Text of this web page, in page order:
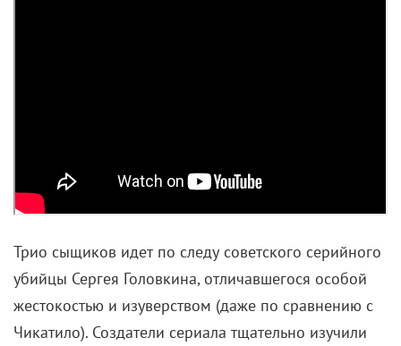
Трио сыщиков идет по следу советского серийного
убийцы Сергея Головкина, отличавшегося особой
жестокостью и изуверством (даже по сравнению с
Чикатило). Создатели сериала тщательно изучили